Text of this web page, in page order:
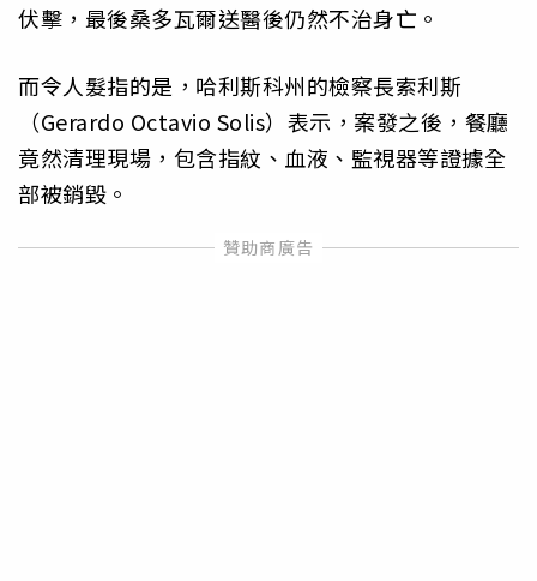
伏擊，最後桑多瓦爾送醫後仍然不治身亡。
而令人髮指的是，哈利斯科州的檢察長索利斯
（Gerardo Octavio Solis）表示，案發之後，餐廳
竟然清理現場，包含指紋、血液、監視器等證據全
部被銷毀。